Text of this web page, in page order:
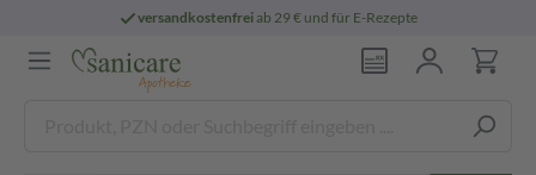
versandkostenfreiab 29 € und für E-Rezepte